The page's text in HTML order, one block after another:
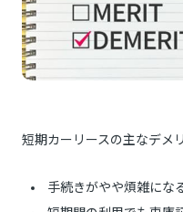
短期カーリースの主なデメ
手続きがやや煩雑にな